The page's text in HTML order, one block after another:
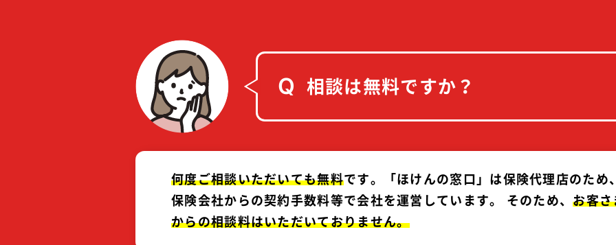
Q 相談は無料ですか？
何度ご相談いただいても無料です。「ほけんの窓口」は保険代理店のため
保険会社からの契約手数料等で会社を運営しています。 そのため、お客さ
からの相談料はいただいておりません。